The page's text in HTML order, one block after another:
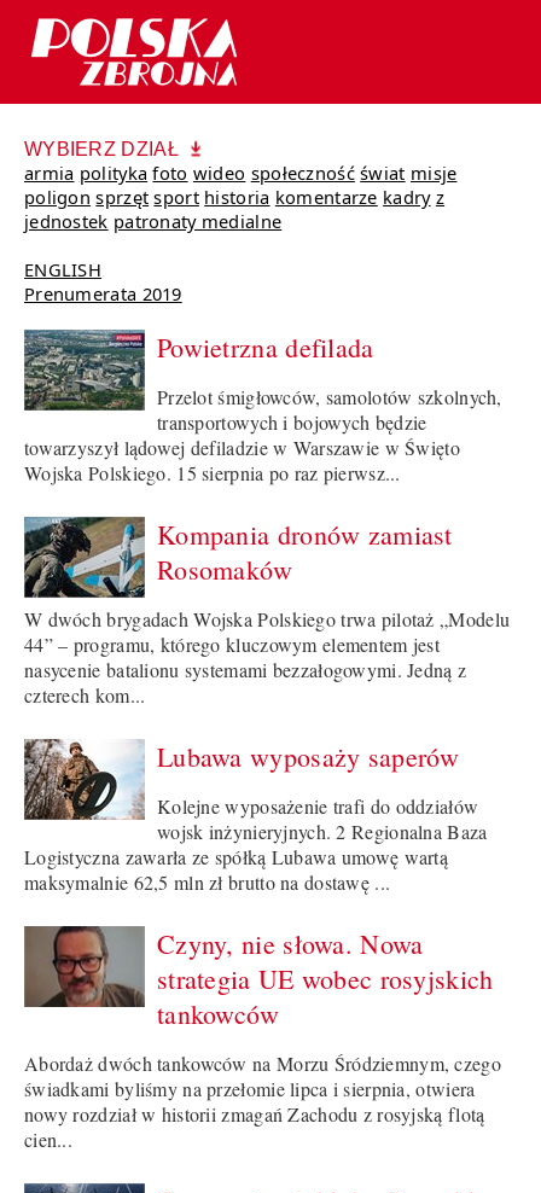
WYBIERZ DZIAŁ
armia polityka foto wideo społeczność świat misje
poligon sprzęt sport historia komentarze kadry z
jednostek patronaty medialne
ENGLISH
Prenumerata 2019
Powietrzna defilada
Przelot śmigłowców, samolotów szkolnych,
transportowych i bojowych będzie
towarzyszył lądowej defiladzie w Warszawie w Święto
Wojska Polskiego. 15 sierpnia po raz pierwsz...
Kompania dronów zamiast
Rosomaków
W dwóch brygadach Wojska Polskiego trwa pilotaż „Modelu
44” – programu, którego kluczowym elementem jest
nasycenie batalionu systemami bezzałogowymi. Jedną z
czterech kom...
Lubawa wyposaży saperów
Kolejne wyposażenie trafi do oddziałów
wojsk inżynieryjnych. 2 Regionalna Baza
Logistyczna zawarła ze spółką Lubawa umowę wartą
maksymalnie 62,5 mln zł brutto na dostawę ...
Czyny, nie słowa. Nowa
strategia UE wobec rosyjskich
tankowców
Abordaż dwóch tankowców na Morzu Śródziemnym, czego
świadkami byliśmy na przełomie lipca i sierpnia, otwiera
nowy rozdział w historii zmagań Zachodu z rosyjską flotą
cien...